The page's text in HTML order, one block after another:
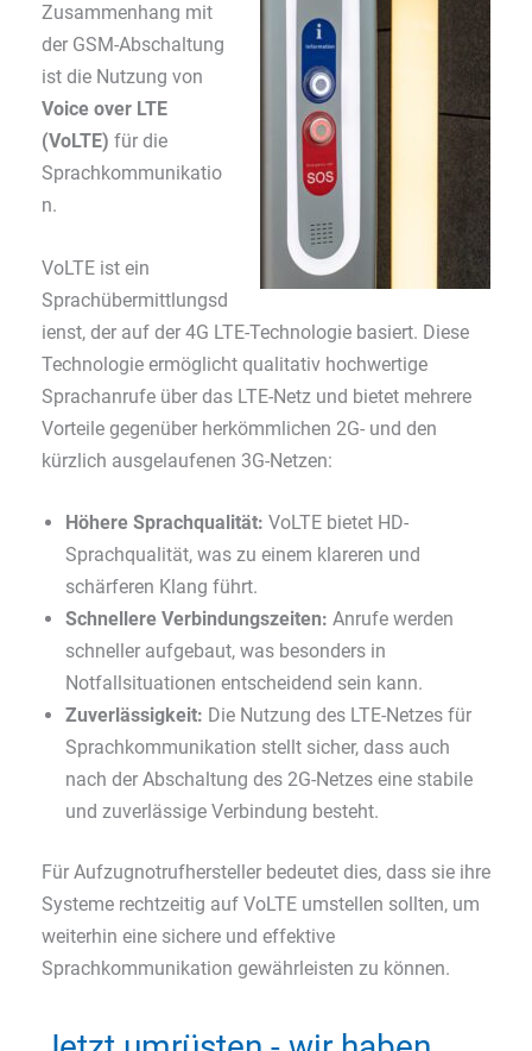
Zusammenhang mit
der GSM-Abschaltung
ist die Nutzung von
Voice over LTE
(VoLTE) für die
Sprachkommunikatio
n.
VoLTE ist ein
Sprachübermittlungsd
ienst, der auf der 4G LTE-Technologie basiert. Diese
Technologie ermöglicht qualitativ hochwertige
Sprachanrufe über das LTE-Netz und bietet mehrere
Vorteile gegenüber herkömmlichen 2G- und den
kürzlich ausgelaufenen 3G-Netzen:
Höhere Sprachqualität: VoLTE bietet HD-
Sprachqualität, was zu einem klareren und
schärferen Klang führt.
Schnellere Verbindungszeiten: Anrufe werden
schneller aufgebaut, was besonders in
Notfallsituationen entscheidend sein kann.
Zuverlässigkeit: Die Nutzung des LTE-Netzes für
Sprachkommunikation stellt sicher, dass auch
nach der Abschaltung des 2G-Netzes eine stabile
und zuverlässige Verbindung besteht.
Für Aufzugnotrufhersteller bedeutet dies, dass sie ihre
Systeme rechtzeitig auf VoLTE umstellen sollten, um
weiterhin eine sichere und effektive
Sprachkommunikation gewährleisten zu können.